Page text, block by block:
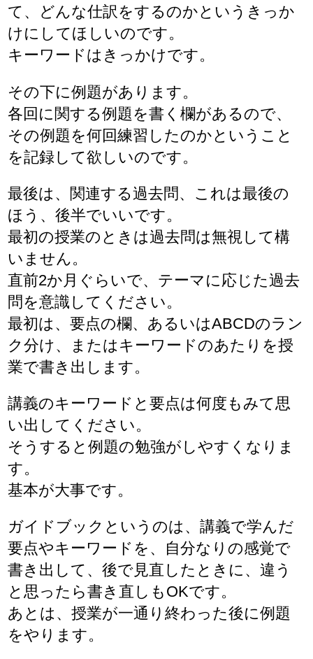
て、どんな仕訳をするのかというきっか
けにしてほしいのです。
キーワードはきっかけです。
その下に例題があります。
各回に関する例題を書く欄があるので、
その例題を何回練習したのかということ
を記録して欲しいのです。
最後は、関連する過去問、これは最後の
ほう、後半でいいです。
最初の授業のときは過去問は無視して構
いません。
直前2か月ぐらいで、テーマに応じた過去
問を意識してください。
最初は、要点の欄、あるいはABCDのラン
ク分け、またはキーワードのあたりを授
業で書き出します。
講義のキーワードと要点は何度もみて思
い出してください。
そうすると例題の勉強がしやすくなりま
す。
基本が大事です。
ガイドブックというのは、講義で学んだ
要点やキーワードを、自分なりの感覚で
書き出して、後で見直したときに、違う
と思ったら書き直しもOKです。
あとは、授業が一通り終わった後に例題
をやります。